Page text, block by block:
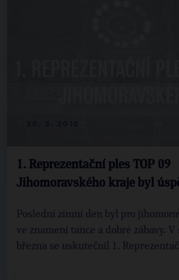
1. Reprezentační ples TOP 09
Jihomoravského kraje byl
Poslední zimní den byl pro
ve znamení tance a dobré zábavy. V
března se uskutečnil 1.